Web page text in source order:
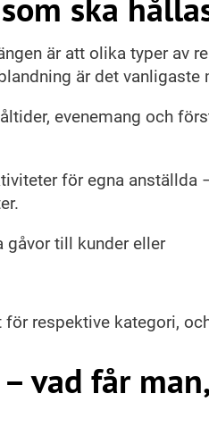
är att olika typer av
är det vanligaste
evenemang och
för egna anställda
gåvor till kunder eller
respektive kategori,
vad får